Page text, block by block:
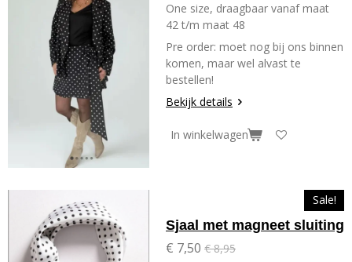
One size, draagbaar vanaf maat
42 t/m maat 48
Pre order: moet nog bij ons binnen
komen, maar wel alvast te
bestellen!
Bekijk details
In winkelwagen
Sale!
Sjaal met magneet sluiting
€ 7,50 € 8,95